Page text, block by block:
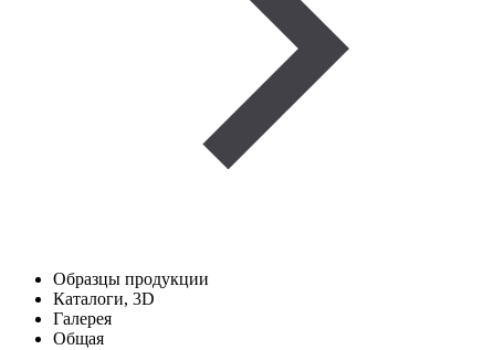
Образцы продукции
Каталоги, 3D
Галерея
Общая